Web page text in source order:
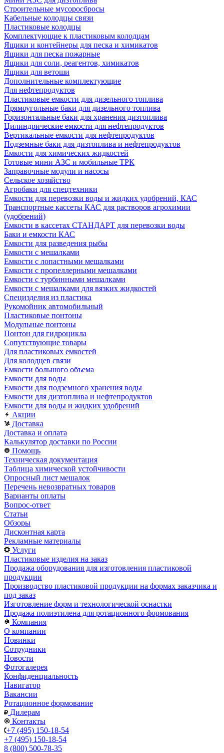
Строительные мусоросбросы
Кабельные колодцы связи
Пластиковые колодцы
Комплектующие к пластиковым колодцам
Ящики и контейнеры для песка и химикатов
Ящики для песка пожарные
Ящики для соли, реагентов, химикатов
Ящики для ветоши
Дополнительные комплектующие
Для нефтепродуктов
Пластиковые емкости для дизельного топлива
Прямоугольные баки для дизельного топлива
Горизонтальные баки для хранения дизтоплива
Цилиндрические емкости для нефтепродуктов
Вертикальные емкости для нефтепродуктов
Подземные баки для дизтоплива и нефтепродуктов
Емкости для химических жидкостей
Готовые мини АЗС и мобильные ТРК
Заправочные модули и насосы
Сельское хозяйство
Агробаки для спецтехники
Емкости для перевозки воды и жидких удобрений, КАС
Транспортные кассеты КАС для растворов агрохимии
(удобрений)
Емкости в кассетах СТАНДАРТ для перевозки воды
Баки и емкости КАС
Емкости для разведения рыбы
Емкости с мешалками
Емкости с лопастными мешалками
Емкости с пропеллерными мешалками
Емкости с турбинными мешалками
Емкости с мешалками для вязких жидкостей
Специзделия из пластика
Рукомойник автомобильный
Пластиковые понтоны
Модульные понтоны
Понтон для гидроцикла
Сопутствующие товары
Для пластиковых емкостей
Для колодцев связи
Емкости большого объема
Емкости для воды
Емкости для подземного хранения воды
Емкости для дизтоплива и нефтепродуктов
Емкости для воды и жидких удобрений
Акции
Доставка
Доставка и оплата
Калькулятор доставки по России
Помощь
Техническая документация
Таблица химической устойчивости
Опросный лист мешалок
Перечень невозвратных товаров
Варианты оплаты
Вопрос-ответ
Статьи
Обзоры
Дисконтная карта
Рекламные материалы
Услуги
Пластиковые изделия на заказ
Продажа оборудования для изготовления пластиковой
продукции
Производство пластиковой продукции на формах заказчика и
под заказ
Изготовление форм и технологической оснастки
Продажа полиэтилена для ротационного формования
Компания
О компании
Новинки
Сотрудники
Новости
Фотогалерея
Конфиденциальность
Навигатор
Вакансии
Ротационное формование
Дилерам
Контакты
+7 (495) 150-18-54
+7 (495) 150-18-54
8 (800) 500-78-35